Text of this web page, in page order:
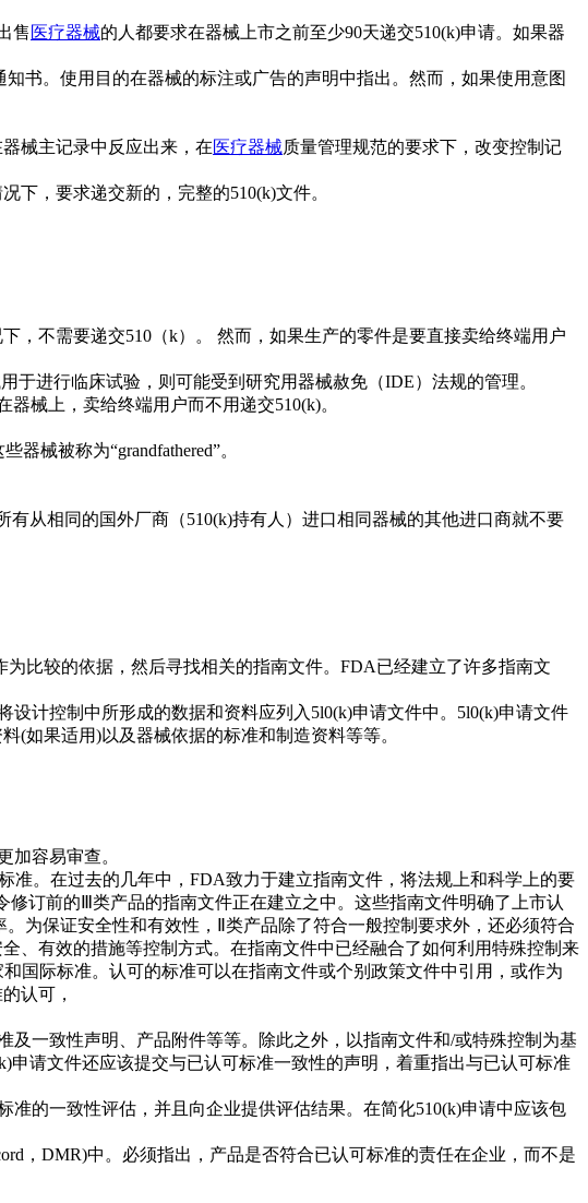
售 医疗器械的人都要求在器械上市之前至少90天递交510(k)申请。如果器
书。使用目的在器械的标注或广告的声明中指出。然而，如果使用意图
械主记录中反应出来，在医疗器械质量管理规范的要求下，改变控制记
下，要求递交新的，完整的510(k)文件。
，不需要递交510（k）。 然而，如果生产的零件是要直接卖给终端用户
于进行临床试验，则可能受到研究用器械赦免（IDE）法规的管理。
械上，卖给终端用户而不用递交510(k)。
械被称为“grandfathered”。
从相同的国外厂商（510(k)持有人）进口相同器械的其他进口商就不要
比较的依据，然后寻找相关的指南文件。FDA已经建立了许多指南文
设计控制中所形成的数据和资料应列入5l0(k)申请文件中。5l0(k)申请文件
(如果适用)以及器械依据的标准和制造资料等等。
加容易审查。
。在过去的几年中，FDA致力于建立指南文件，将法规上和科学上的要
订前的Ⅲ类产品的指南文件正在建立之中。这些指南文件明确了上市认
为保证安全性和有效性，Ⅱ类产品除了符合一般控制要求外，还必须符合
、有效的措施等控制方式。在指南文件中已经融合了如何利用特殊控制来
国际标准。认可的标准可以在指南文件或个别政策文件中引用，或作为
认可，
一致性声明、产品附件等等。除此之外，以指南文件和/或特殊控制为基
请文件还应该提交与已认可标准一致性的声明，着重指出与已认可标准
的一致性评估，并且向企业提供评估结果。在简化510(k)申请中应该包
，DMR)中。必须指出，产品是否符合已认可标准的责任在企业，而不是